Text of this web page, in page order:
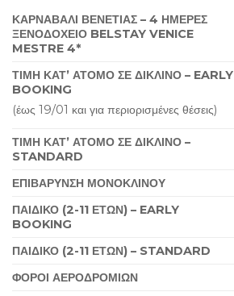
ΚΑΡΝΑΒΑΛΙ ΒΕΝΕΤΙΑΣ – 4 ΗΜΕΡΕΣ
ΞΕΝΟΔΟΧΕΙΟ BELSTAY VENICE
MESTRE 4*
ΤΙΜΗ ΚΑΤ’ ΑΤΟΜΟ ΣΕ ΔΙΚΛΙΝΟ – EARLY
BOOKING
(έως 19/01 και για περιορισμένες θέσεις)
ΤΙΜΗ ΚΑΤ’ ΑΤΟΜΟ ΣΕ ΔΙΚΛΙΝΟ –
STANDARD
ΕΠΙΒΑΡΥΝΣΗ ΜΟΝΟΚΛΙΝΟΥ
ΠΑΙΔΙΚΟ (2-11 ΕΤΩΝ) – EARLY
BOOKING
ΠΑΙΔΙΚΟ (2-11 ΕΤΩΝ) – STANDARD
ΦΟΡΟΙ ΑΕΡΟΔΡΟΜΙΩΝ